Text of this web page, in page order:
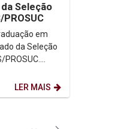
Seleção
em
da Seleção
PROSUC.
LER MAIS